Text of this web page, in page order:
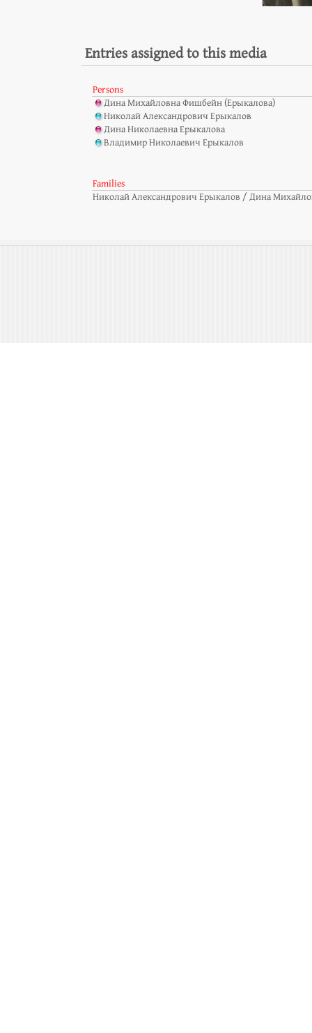
Entries assigned to this media
Persons
Дина Михайловна Фишбейн (Ерыкалова)
Николай Александрович Ерыкалов
Дина Николаевна Ерыкалова
Владимир Николаевич Ерыкалов
Families
Николай Александрович Ерыкалов / Дина